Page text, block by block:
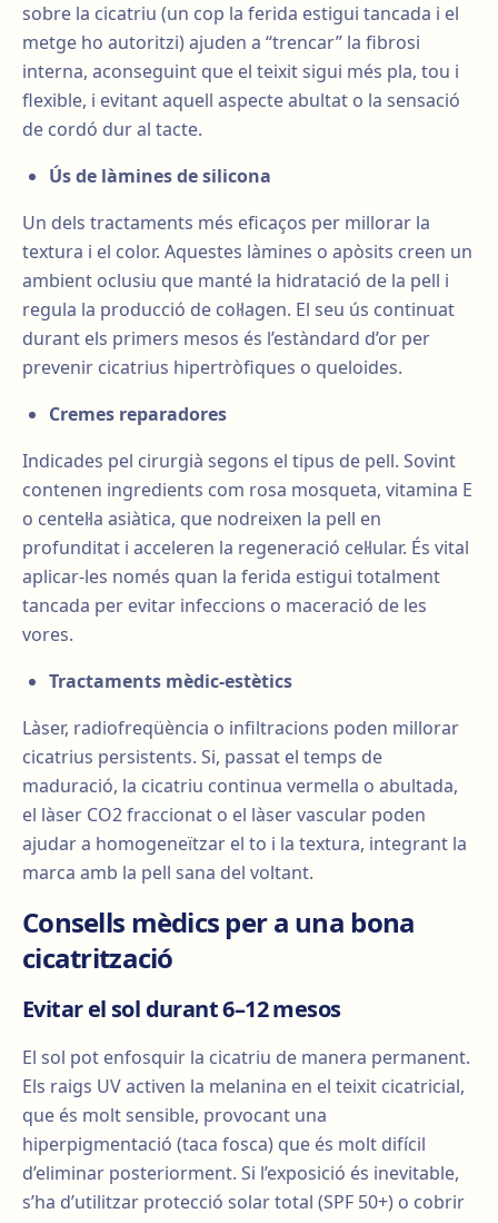
sobre la cicatriu (un cop la ferida estigui tancada i el
metge ho autoritzi) ajuden a “trencar” la fibrosi
interna, aconseguint que el teixit sigui més pla, tou i
flexible, i evitant aquell aspecte abultat o la sensació
de cordó dur al tacte.
Ús de làmines de silicona
Un dels tractaments més eficaços per millorar la
textura i el color. Aquestes làmines o apòsits creen un
ambient oclusiu que manté la hidratació de la pell i
regula la producció de col·lagen. El seu ús continuat
durant els primers mesos és l’estàndard d’or per
prevenir cicatrius hipertròfiques o queloides.
Cremes reparadores
Indicades pel cirurgià segons el tipus de pell. Sovint
contenen ingredients com rosa mosqueta, vitamina E
o centel·la asiàtica, que nodreixen la pell en
profunditat i acceleren la regeneració cel·lular. És vital
aplicar-les només quan la ferida estigui totalment
tancada per evitar infeccions o maceració de les
vores.
Tractaments mèdic-estètics
Làser, radiofreqüència o infiltracions poden millorar
cicatrius persistents. Si, passat el temps de
maduració, la cicatriu continua vermella o abultada,
el làser CO2 fraccionat o el làser vascular poden
ajudar a homogeneïtzar el to i la textura, integrant la
marca amb la pell sana del voltant.
Consells mèdics per a una bona
cicatrització
Evitar el sol durant 6–12 mesos
El sol pot enfosquir la cicatriu de manera permanent.
Els raigs UV activen la melanina en el teixit cicatricial,
que és molt sensible, provocant una
hiperpigmentació (taca fosca) que és molt difícil
d’eliminar posteriorment. Si l’exposició és inevitable,
s’ha d’utilitzar protecció solar total (SPF 50+) o cobrir